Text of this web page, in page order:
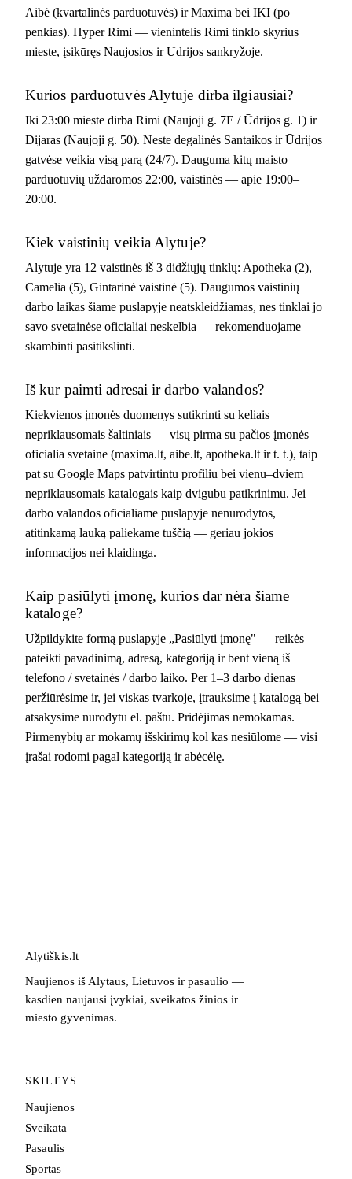
Aibė (kvartalinės parduotuvės) ir Maxima bei IKI (po
penkias). Hyper Rimi — vienintelis Rimi tinklo skyrius
mieste, įsikūręs Naujosios ir Ūdrijos sankryžoje.
Kurios parduotuvės Alytuje dirba ilgiausiai?
Iki 23:00 mieste dirba Rimi (Naujoji g. 7E / Ūdrijos g. 1) ir
Dijaras (Naujoji g. 50). Neste degalinės Santaikos ir Ūdrijos
gatvėse veikia visą parą (24/7). Dauguma kitų maisto
parduotuvių uždaromos 22:00, vaistinės — apie 19:00–
20:00.
Kiek vaistinių veikia Alytuje?
Alytuje yra 12 vaistinės iš 3 didžiųjų tinklų: Apotheka (2),
Camelia (5), Gintarinė vaistinė (5). Daugumos vaistinių
darbo laikas šiame puslapyje neatskleidžiamas, nes tinklai jo
savo svetainėse oficialiai neskelbia — rekomenduojame
skambinti pasitikslinti.
Iš kur paimti adresai ir darbo valandos?
Kiekvienos įmonės duomenys sutikrinti su keliais
nepriklausomais šaltiniais — visų pirma su pačios įmonės
oficialia svetaine (maxima.lt, aibe.lt, apotheka.lt ir t. t.), taip
pat su Google Maps patvirtintu profiliu bei vienu–dviem
nepriklausomais katalogais kaip dvigubu patikrinimu. Jei
darbo valandos oficialiame puslapyje nenurodytos,
atitinkamą lauką paliekame tuščią — geriau jokios
informacijos nei klaidinga.
Kaip pasiūlyti įmonę, kurios dar nėra šiame
kataloge?
Užpildykite formą puslapyje „Pasiūlyti įmonę" — reikės
pateikti pavadinimą, adresą, kategoriją ir bent vieną iš
telefono / svetainės / darbo laiko. Per 1–3 darbo dienas
peržiūrėsime ir, jei viskas tvarkoje, įtrauksime į katalogą bei
atsakysime nurodytu el. paštu. Pridėjimas nemokamas.
Pirmenybių ar mokamų išskirimų kol kas nesiūlome — visi
įrašai rodomi pagal kategoriją ir abėcėlę.
Alytiškis.lt
Naujienos iš Alytaus, Lietuvos ir pasaulio —
kasdien naujausi įvykiai, sveikatos žinios ir
miesto gyvenimas.
SKILTYS
Naujienos
Sveikata
Pasaulis
Sportas